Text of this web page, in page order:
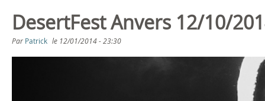
DesertFest Anvers 12/10/
Par Patrick le 12/01/2014 - 23:30